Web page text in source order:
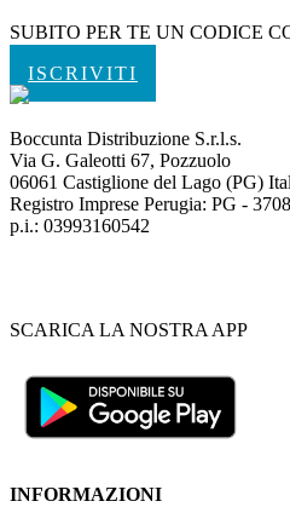
SUBITO PER TE UN CODICE
ISCRIVITI
Boccunta Distribuzione S.r.l.s.
Via G. Galeotti 67, Pozzuolo
06061 Castiglione del Lago (PG)
Registro Imprese Perugia: PG -
p.i.: 03993160542
SCARICA LA NOSTRA APP
INFORMAZIONI